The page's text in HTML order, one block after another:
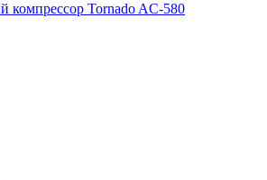
компрессор Tornado AC-580